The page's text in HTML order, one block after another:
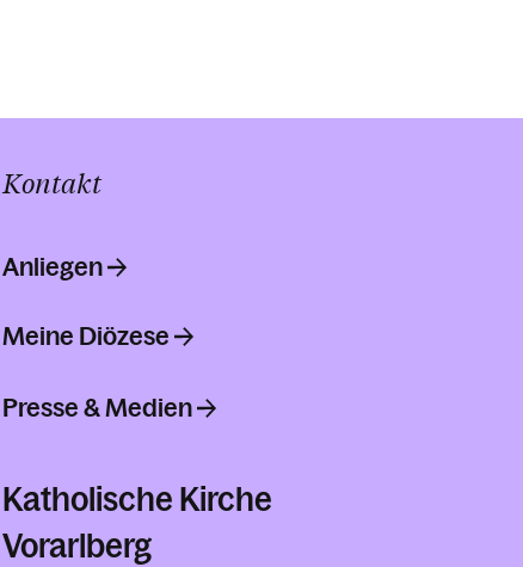
Kontakt
Anliegen
Meine Diözese
Presse & Medien
Katholische Kirche
Vorarlberg